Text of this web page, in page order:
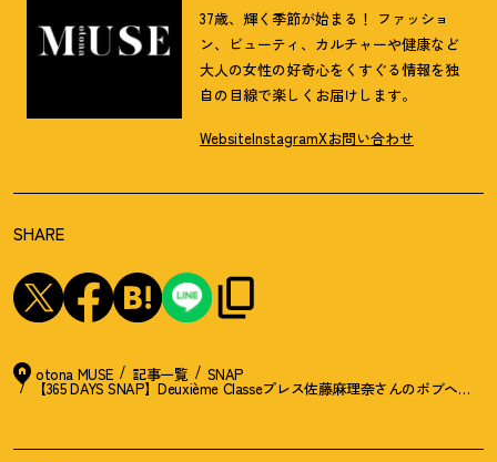
37歳、輝く季節が始まる！ ファッショ
ン、ビューティ、カルチャーや健康など
大人の女性の好奇心をくすぐる情報を独
自の目線で楽しくお届けします。
WebsiteInstagramXお問い合わせ
SHARE
otona MUSE 記事一覧 SNAP
【365 DAYS SNAP】Deuxième Classeプレス佐藤麻理奈さんのボブヘア＆